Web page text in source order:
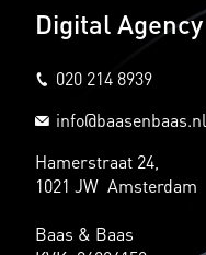
Digital Agency
020 214 8939
info@baasenbaas.nl
Hamerstraat 24,
1021 JW Amsterdam
Baas & Baas